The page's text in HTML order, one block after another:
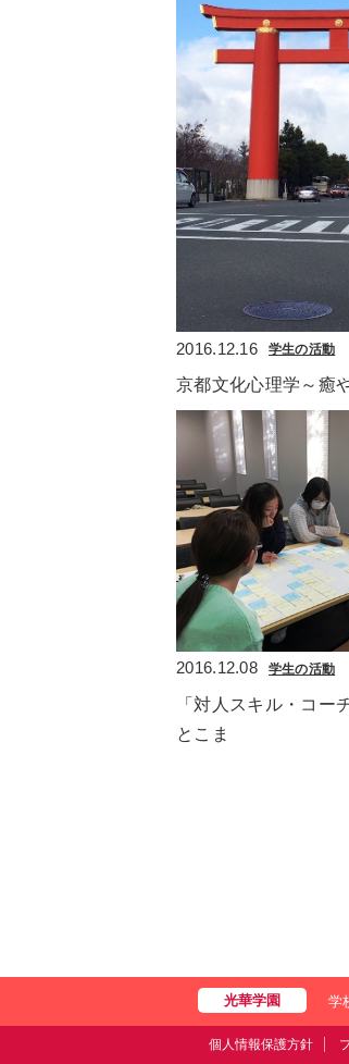
2016.12.16 学生の活動
京都文化心理学～癒
2016.12.08 学生の活動
「対人スキル・コー
とこま
学
個人情報保護方針